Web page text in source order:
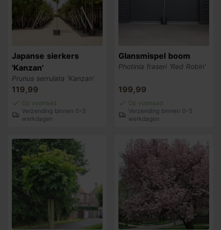
Japanse sierkers
'Kanzan'
Prunus serrulata 'Kanzan'
119,99
Op voorraad
Verzending binnen 0-5
werkdagen
Glansmispel boom
Photinia fraseri 'Red Robin'
199,99
Op voorraad
Verzending binnen 0-5
werkdagen